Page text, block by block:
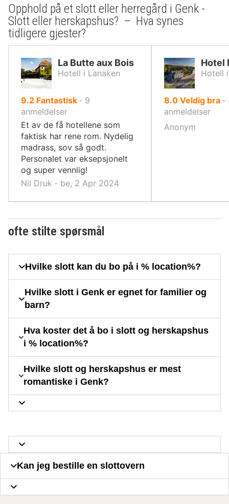
Opphold på et slott eller herregård i Genk -
Slott eller herskapshus? – Hva synes
tidligere gjester?
La Butte aux Bois
Hotell i Lanaken
9.2av
10,
Fantastisk ‐ 9
anmeldelser
Et av de få hotellene som
faktisk har rene rom. Nydelig
madrass, sov så godt.
Personalet var eksepsjonelt
og super vennlig!
Nil Druk ‐ be, 2 Apr 2024
Hotel
Hotell
8.0av
10,
Veldig bra ‐
anmeldelser
Anonym
ofte stilte spørsmål
Hvilke slott kan du bo på i % location%?
Hvilke slott i Genk er egnet for familier og
barn?
Hva koster det å bo i slott og herskapshus
i % location%?
Hvilke slott og herskapshus er mest
romantiske i Genk?
Kan jeg bestille en slottovern